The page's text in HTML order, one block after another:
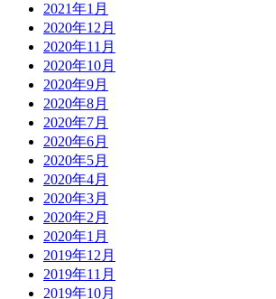
2021年1月
2020年12月
2020年11月
2020年10月
2020年9月
2020年8月
2020年7月
2020年6月
2020年5月
2020年4月
2020年3月
2020年2月
2020年1月
2019年12月
2019年11月
2019年10月